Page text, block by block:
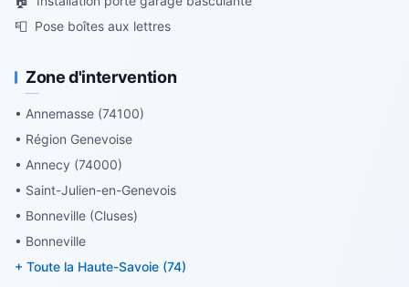
📮 Pose boîtes aux lettres
Zone d'intervention
• Annemasse (74100)
• Région Genevoise
• Annecy (74000)
• Saint-Julien-en-Genevois
• Bonneville (Cluses)
• Bonneville
+ Toute la Haute-Savoie (74)